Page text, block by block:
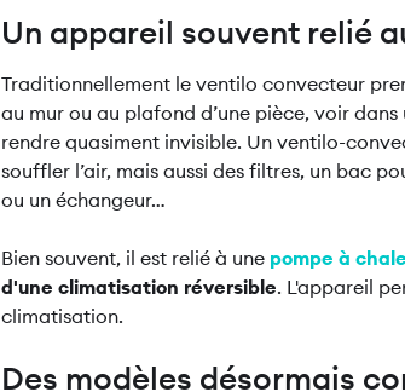
Un appareil souvent relié
Traditionnellement le ventilo convecteur
au mur ou au plafond d’une pièce, voir
rendre quasiment invisible. Un ventilo-
souffler l’air, mais aussi des filtres, un bac
ou un échangeur…
Bien souvent, il est relié à une pompe à
d'une climatisation réversible. L'appareil
climatisation.
Des modèles désormais